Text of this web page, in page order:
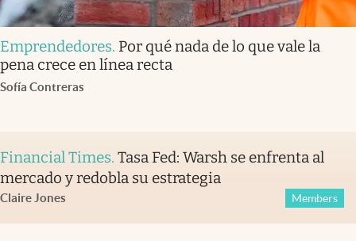
Emprendedores. Por qué nada de lo que vale la
pena crece en línea recta
Sofía Contreras
Financial Times. Tasa Fed: Warsh se enfrenta al
mercado y redobla su estrategia
Claire Jones Members